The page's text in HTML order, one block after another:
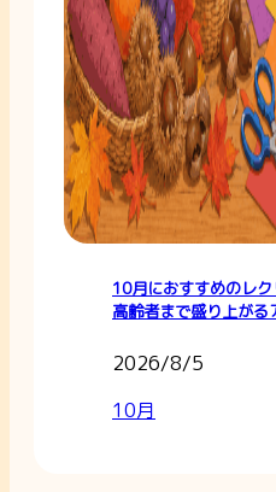
10月におすすめのレ
高齢者まで盛り上がる
2026/8/5
10月